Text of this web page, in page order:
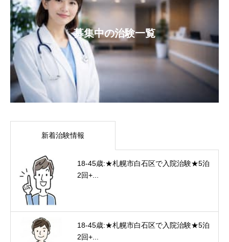
募集中の治験一覧
新着治験情報
18-45歳:★札幌市白石区で入院治験★5泊
2回+...
18-45歳:★札幌市白石区で入院治験★5泊
2回+...